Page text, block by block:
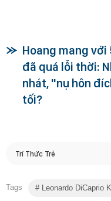
Hoang mang
đã quá lỗi thời:
nhát, "nụ hôn
tối?
Trí Thức Trẻ
Tags Leonardo DiCaprio